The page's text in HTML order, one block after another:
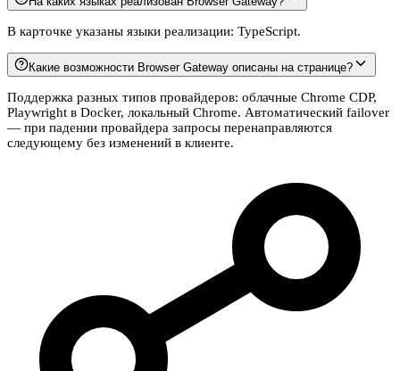
В карточке указаны языки реализации: TypeScript.
Какие возможности Browser Gateway описаны на странице?
Поддержка разных типов провайдеров: облачные Chrome CDP,
Playwright в Docker, локальный Chrome. Автоматический failover
— при падении провайдера запросы перенаправляются
следующему без изменений в клиенте.